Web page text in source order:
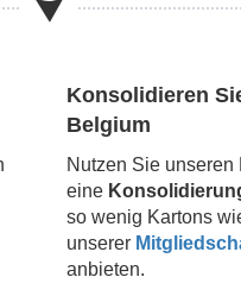
Konsolidieren
Belgium
Nutzen Sie
eine
so wenig Kartons
unserer
anbieten.